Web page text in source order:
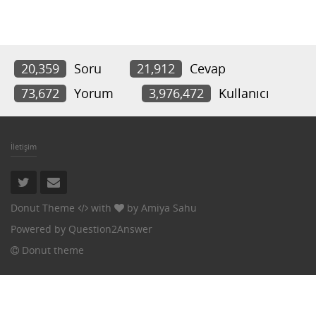
20,359 Soru 21,912
Cevap
73,672
Yorum 3,976,472 Kullanıcı
İletişim
Donut Theme with by Amiya Sahu
Powered by Question2Answer
Donut theme